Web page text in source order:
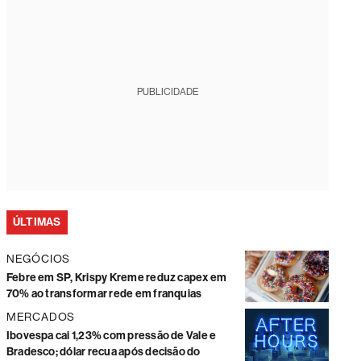
PUBLICIDADE
ÚLTIMAS
NEGÓCIOS
Febre em SP, Krispy Kreme reduz capex em
70% ao transformar rede em franquias
MERCADOS
Ibovespa cai 1,23% com pressão de Vale e
Bradesco; dólar recua após decisão do